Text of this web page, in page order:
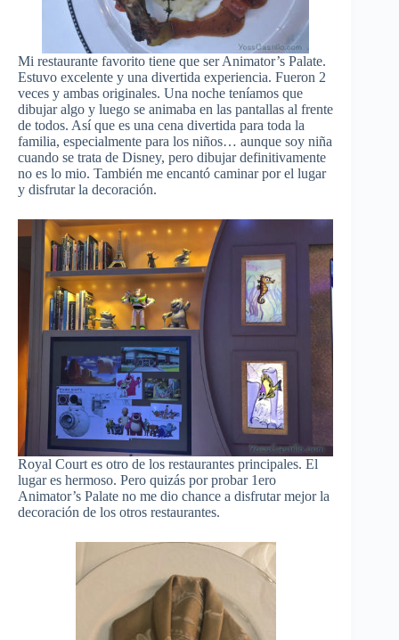
Mi restaurante favorito tiene que ser Animator’s Palate.
Estuvo excelente y una divertida experiencia. Fueron 2
veces y ambas originales. Una noche teníamos que
dibujar algo y luego se animaba en las pantallas al frente
de todos. Así que es una cena divertida para toda la
familia, especialmente para los niños… aunque soy niña
cuando se trata de Disney, pero dibujar definitivamente
no es lo mio. También me encantó caminar por el lugar
y disfrutar la decoración.
Royal Court es otro de los restaurantes principales. El
lugar es hermoso. Pero quizás por probar 1ero
Animator’s Palate no me dio chance a disfrutar mejor la
decoración de los otros restaurantes.